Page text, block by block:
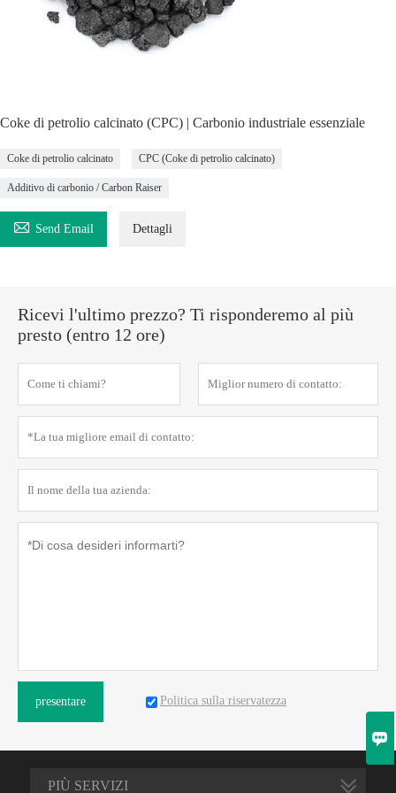
Coke di petrolio calcinato (CPC) | Carbonio industriale essenziale
Coke di petrolio calcinato CPC (Coke di petrolio calcinato)
Additivo di carbonio / Carbon Raiser
 Send Email Dettagli
Ricevi l'ultimo prezzo? Ti risponderemo al più
presto (entro 12 ore)
presentare Politica sulla riservatezza
PIÙ SERVIZI
